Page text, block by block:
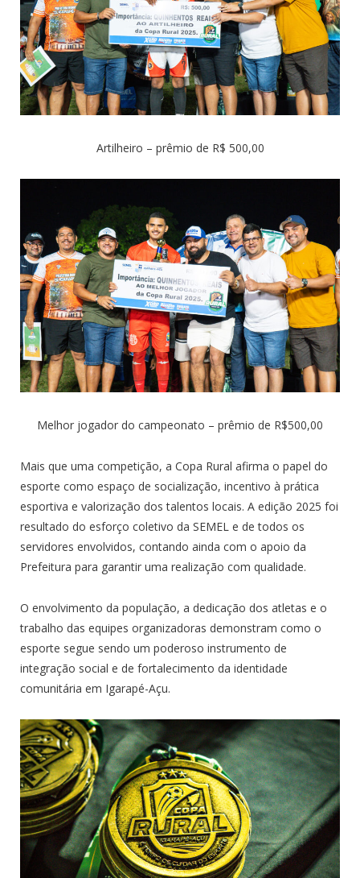
Artilheiro – prêmio de R$ 500,00
Melhor jogador do campeonato – prêmio de R$500,00
Mais que uma competição, a Copa Rural afirma o papel do
esporte como espaço de socialização, incentivo à prática
esportiva e valorização dos talentos locais. A edição 2025 foi
resultado do esforço coletivo da SEMEL e de todos os
servidores envolvidos, contando ainda com o apoio da
Prefeitura para garantir uma realização com qualidade.
O envolvimento da população, a dedicação dos atletas e o
trabalho das equipes organizadoras demonstram como o
esporte segue sendo um poderoso instrumento de
integração social e de fortalecimento da identidade
comunitária em Igarapé-Açu.